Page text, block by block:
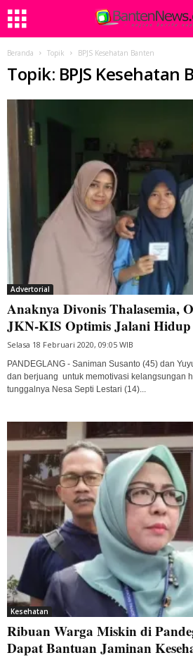
Beranda Topik BPJS Kesehatan Banten
Topik: BPJS Kesehatan
Advertorial
Anaknya Divonis Thalasemia,
JKN-KIS Optimis Jalani Hidup
Selasa 18 Februari 2020, 09:05 WIB
PANDEGLANG - Saniman Susanto (45) dan
dan berjuang untuk memotivasi kelangsungan
tunggalnya Nesa Septi Lestari (14)...
Kesehatan
Ribuan Warga Miskin di
Dapat Bantuan Jaminan